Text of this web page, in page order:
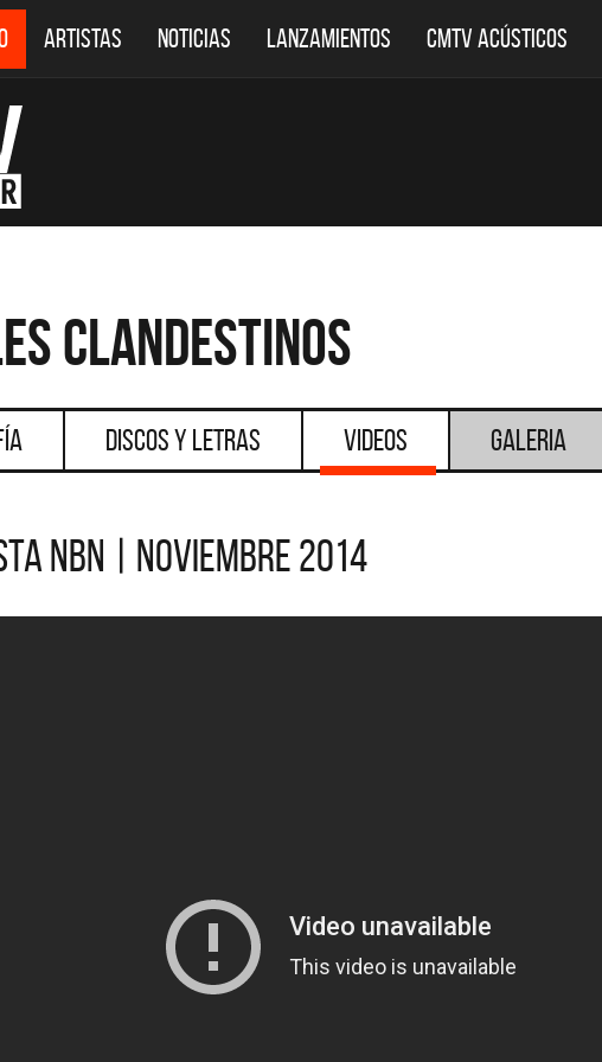
ARTISTAS NOTICIAS LANZAMIENTOS CMTV ACÚSTICOS
Clandestinos
Discos y Letras Videos Galeria
NBN | Noviembre 2014
DESTACADOS
La colección completa de los CMTV
nuevos artistas.